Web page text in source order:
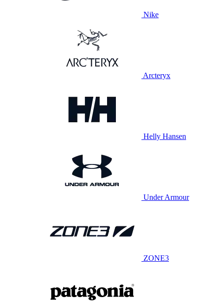
Nike
Arcteryx
Helly Hansen
Under Armour
ZONE3